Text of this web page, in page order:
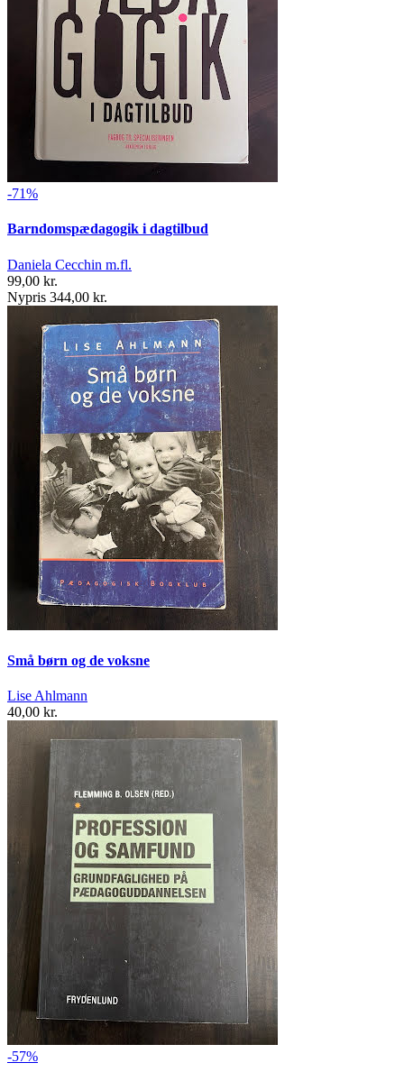
-71%
Barndomspædagogik i dagtilbud
Daniela Cecchin m.fl.
99,00 kr.
Nypris 344,00 kr.
Små børn og de voksne
Lise Ahlmann
40,00 kr.
-57%